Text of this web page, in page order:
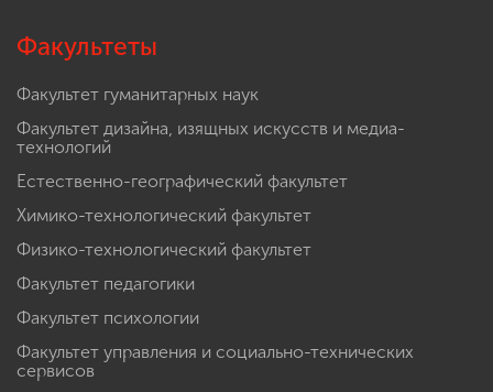
Факультеты
Факультет гуманитарных наук
Факультет дизайна, изящных искусств и медиа-
технологий
Естественно-географический факультет
Химико-технологический факультет
Физико-технологический факультет
Факультет педагогики
Факультет психологии
Факультет управления и социально-технических
сервисов